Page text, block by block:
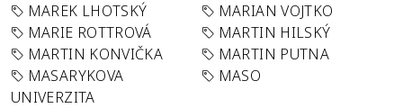
MAREK LHOTSKÝ
MARIAN VOJTKO
MARIE ROTTROVÁ
MARTIN HILSKÝ
MARTIN KONVIČKA
MARTIN PUTNA
MASARYKOVA
UNIVERZITA
MASO